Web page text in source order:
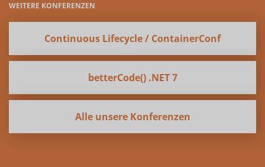
WEITERE KONFERENZEN
Continuous Lifecycle / ContainerConf
betterCode() .NET 7
Alle unsere Konferenzen